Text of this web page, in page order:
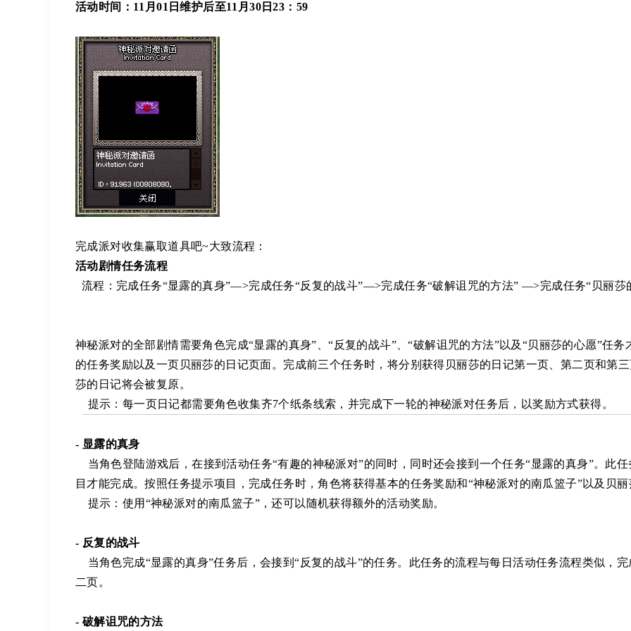
活动时间：11月01日维护后至11月30日23：59
完成派对收集赢取道具吧~大致流程：
活动剧情任务流程
流程：完成任务“显露的真身”—>完成任务“反复的战斗”—>完成任务“破解诅咒的方法” —>完成任务“贝丽莎
神秘派对的全部剧情需要角色完成“显露的真身”、“反复的战斗”、“破解诅咒的方法”以及“贝丽莎的心愿”任
的任务奖励以及一页贝丽莎的日记页面。完成前三个任务时，将分别获得贝丽莎的日记第一页、第二页和第
莎的日记将会被复原。
提示：每一页日记都需要角色收集齐7个纸条线索，并完成下一轮的神秘派对任务后，以奖励方式获得。
- 显露的真身
当角色登陆游戏后，在接到活动任务“有趣的神秘派对”的同时，同时还会接到一个任务“显露的真身”。此
目才能完成。按照任务提示项目，完成任务时，角色将获得基本的任务奖励和“神秘派对的南瓜篮子”以及贝
提示：使用“神秘派对的南瓜篮子”，还可以随机获得额外的活动奖励。
- 反复的战斗
当角色完成“显露的真身”任务后，会接到“反复的战斗”的任务。此任务的流程与每日活动任务流程类似，
二页。
- 破解诅咒的方法